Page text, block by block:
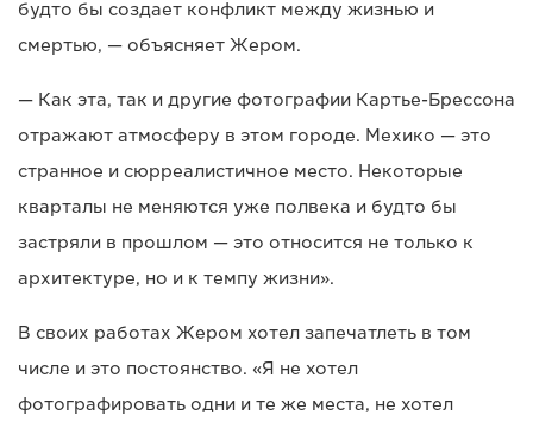
будто бы создает конфликт между жизнью и
смертью, — объясняет Жером.
— Как эта, так и другие фотографии Картье-Брессона
отражают атмосферу в этом городе. Мехико — это
странное и сюрреалистичное место. Некоторые
кварталы не меняются уже полвека и будто бы
застряли в прошлом — это относится не только к
архитектуре, но и к темпу жизни».
В своих работах Жером хотел запечатлеть в том
числе и это постоянство. «Я не хотел
фотографировать одни и те же места, не хотел